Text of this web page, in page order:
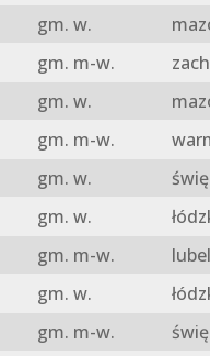
gm. w.
gm. m-w.
gm. w.
gm. m-w.
gm. w.
gm. w.
gm. m-w.
gm. w.
gm. m-w.